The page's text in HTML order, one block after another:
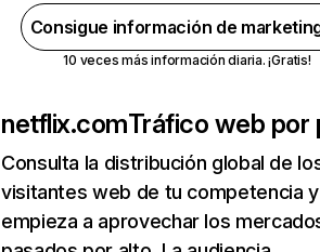
Consigue información de
10 veces más información diaria. ¡Gratis!
netflix.comTráfico web por
Consulta la distribución global de
visitantes web de tu competencia y
empieza a aprovechar los